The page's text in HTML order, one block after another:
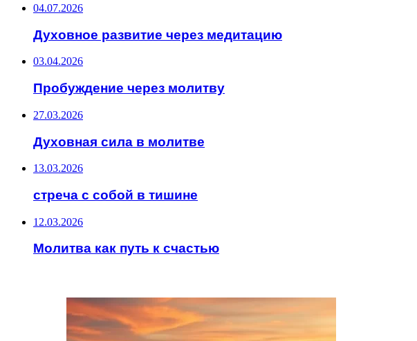
04.07.2026
Духовное развитие через медитацию
03.04.2026
Пробуждение через молитву
27.03.2026
Духовная сила в молитве
13.03.2026
стреча с собой в тишине
12.03.2026
Молитва как путь к счастью